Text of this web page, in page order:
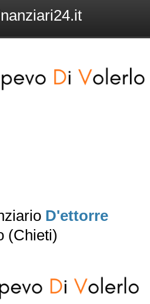
D'ettorre
(Chieti)